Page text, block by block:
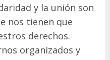
y la unión son
nos tienen que
derechos.
organizados y